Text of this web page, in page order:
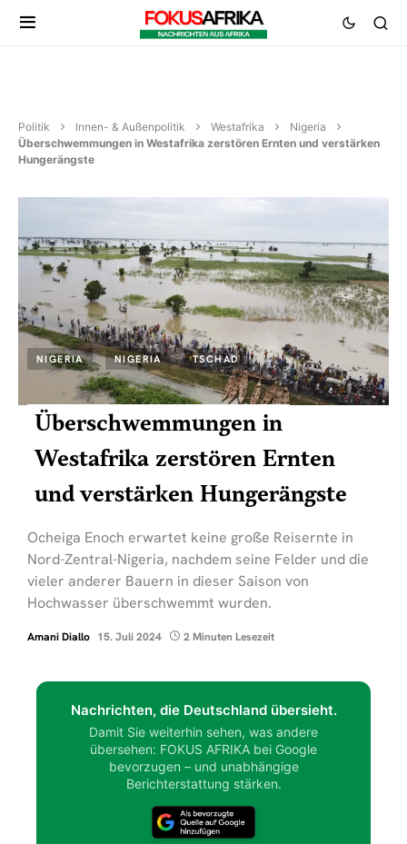
Politik Innen- & Außenpolitik Westafrika
Nigeria
Überschwemmungen in Westafrika zerstören Ernten und verstärken
Hungerängste
NIGERIA NIGERIA TSCHAD
Überschwemmungen in
Westafrika zerstören Ernten
und verstärken Hungerängste
Ocheiga Enoch erwartet keine große Reisernte in
Nord-Zentral-Nigeria, nachdem seine Felder und die
vieler anderer Bauern in dieser Saison von
Hochwasser überschwemmt wurden.
Amani Diallo 15. Juli 2024 2 Minuten Lesezeit
Nachrichten, die Deutschland übersieht.
Damit Sie weiterhin sehen, was andere
übersehen: FOKUS AFRIKA bei Google
bevorzugen – und unabhängige
Berichterstattung stärken.